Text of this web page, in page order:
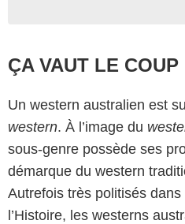
ÇA VAUT LE
Un western australien est
western. À l’image du
sous-genre possède ses
démarque du western
Autrefois très politisés
l’Histoire, les westerns